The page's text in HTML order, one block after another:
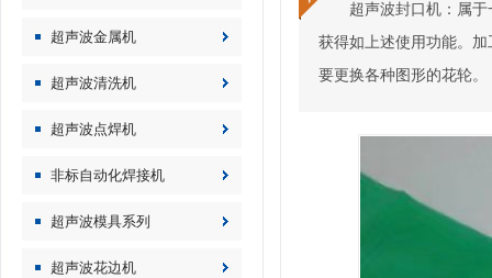
超声波金属机
超声波清洗机
超声波点焊机
非标自动化焊接机
超声波模具系列
超声波花边机
超声波封口机：属
获得如上述使用功能。
要更换各种图形的花轮